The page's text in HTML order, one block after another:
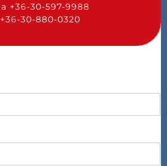
+36-30-597-9988
30-880-0320